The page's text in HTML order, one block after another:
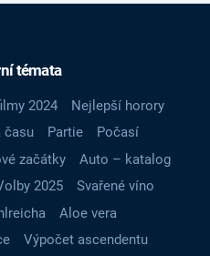
témata
2024
Nejlepší horory
času Partie
Počasí
začátky
Auto – katalog
2025
Svařené víno
Aloe vera
Výpočet ascendentu